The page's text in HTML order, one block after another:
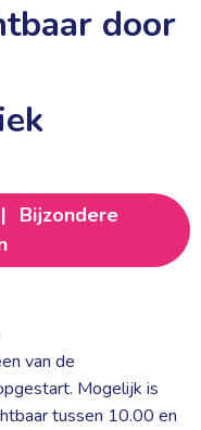
door
| Bijzondere
van de
Mogelijk is
tussen 10.00 en